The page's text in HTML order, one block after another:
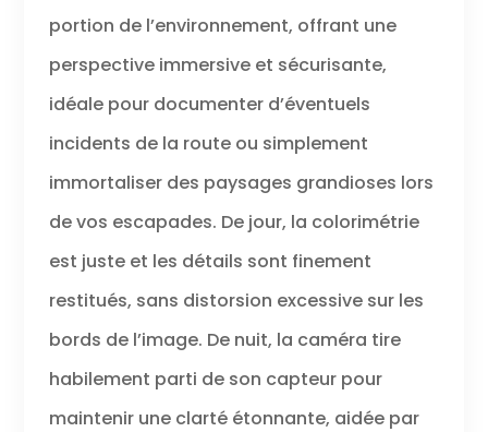
portion de l’environnement, offrant une
perspective immersive et sécurisante,
idéale pour documenter d’éventuels
incidents de la route ou simplement
immortaliser des paysages grandioses lors
de vos escapades. De jour, la colorimétrie
est juste et les détails sont finement
restitués, sans distorsion excessive sur les
bords de l’image. De nuit, la caméra tire
habilement parti de son capteur pour
maintenir une clarté étonnante, aidée par